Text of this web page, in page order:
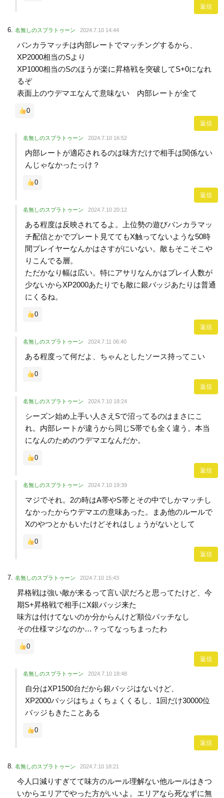
返信
名無しのスプラトゥーン 2024.7.10 14:44
バンカラマッチは内部レートでマッチングするから、
XP2000相当のSより
XP1000相当のSのほうが楽に昇格戦を突破してS+0になれ
るぞ
表面上のウデマエなんて意味ない 内部レートが全て
0
返信
名無しのスプラトゥーン 2024.7.10 16:52
内部レートが適応されるのは味方だけで相手は関係ない
んじゃなかったっけ？
0
返信
名無しのスプラトゥーン 2024.7.10 20:12
ある程度は反映されてるよ。上位勢の遊びバンカラマッ
チ配信とかでプレート見ててもX触ってないような50時
間プレイヤーなんかはさすがにいない。敵もそこそこや
りこんでる層。
ただかなり幅は広い。特にアサリなんかはプレイ人数が
少ないからXP2000あたりでも敵に銀バッジあたりは普通
にくるね。
0
返信
名無しのスプラトゥーン 2024.7.11 06:40
ある程度って何だよ、ちゃんとしたソース持ってこい
0
返信
名無しのスプラトゥーン 2024.7.10 18:24
シーズン始め上手い人さえSで沼ってるのはまさにこ
れ。内部レートが違うから同じS帯でも全く違う。本当
になんのためのウデマエなんだか。
0
返信
名無しのスプラトゥーン 2024.7.10 19:39
マジでそれ。2の時はA帯やS帯とその中でしかマッチし
なかったからウデマエの意味あった。まあ他のルールで
Xのやつとかもいたけどそれはしょうがないとして
0
返信
名無しのスプラトゥーン 2024.7.10 15:43
昇格戦は強い敵が来るって言い訳だろと思ってたけど、今
期S+昇格戦で相手にX銀バッジ来た
味方は付けてないのか分からんけど順位バッチなし
その仕様マジなのか…？ってなっちまったわ
0
返信
名無しのスプラトゥーン 2024.7.10 18:48
自分はXP1500台だから銀バッジはないけど、
XP2000バッジはちょくちょくくるし、1回だけ30000位
バッジもきたことある
0
返信
名無しのスプラトゥーン 2024.7.10 18:21
今人口減りすぎてて味方のルール理解ない他ルールはきつ
いからエリアでやった方がいいよ。エリアなら死なずに無